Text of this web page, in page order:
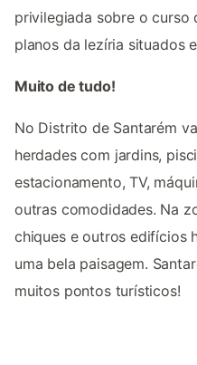
privilegiada sobre o curso
planos da lezíria situados
Muito de tudo!
No Distrito de Santarém
herdades com jardins,
estacionamento, TV,
outras comodidades. Na
chiques e outros edifícios
uma bela paisagem.
muitos pontos turísticos!